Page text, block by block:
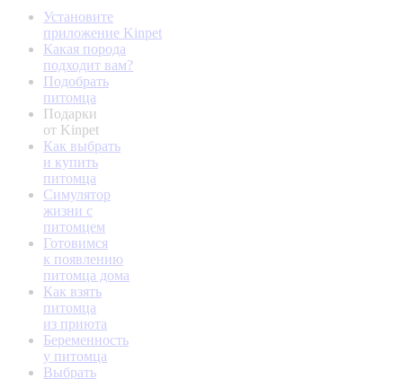
Установите
приложение Kinpet
Какая порода
подходит вам?
Подобрать
питомца
Подарки
от Kinpet
Как выбрать
и купить
питомца
Симулятор
жизни с
питомцем
Готовимся
к появлению
питомца дома
Как взять
питомца
из приюта
Беременность
у питомца
Выбрать